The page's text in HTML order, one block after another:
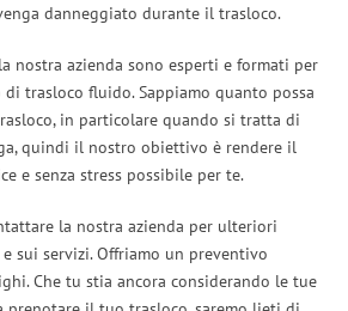
danneggiato durante il trasloco.
nostra azienda sono esperti e formati per
trasloco fluido. Sappiamo quanto possa
in particolare quando si tratta di
quindi il nostro obiettivo è rendere il
e senza stress possibile per te.
la nostra azienda per ulteriori
sui servizi. Offriamo un preventivo
Che tu stia ancora considerando le tue